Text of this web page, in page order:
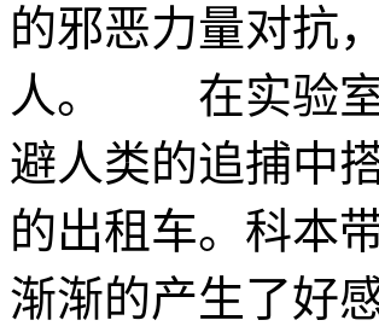
的邪恶力量对抗
人。 在实验室
避人类的追捕中
的出租车。科本
渐渐的产生了